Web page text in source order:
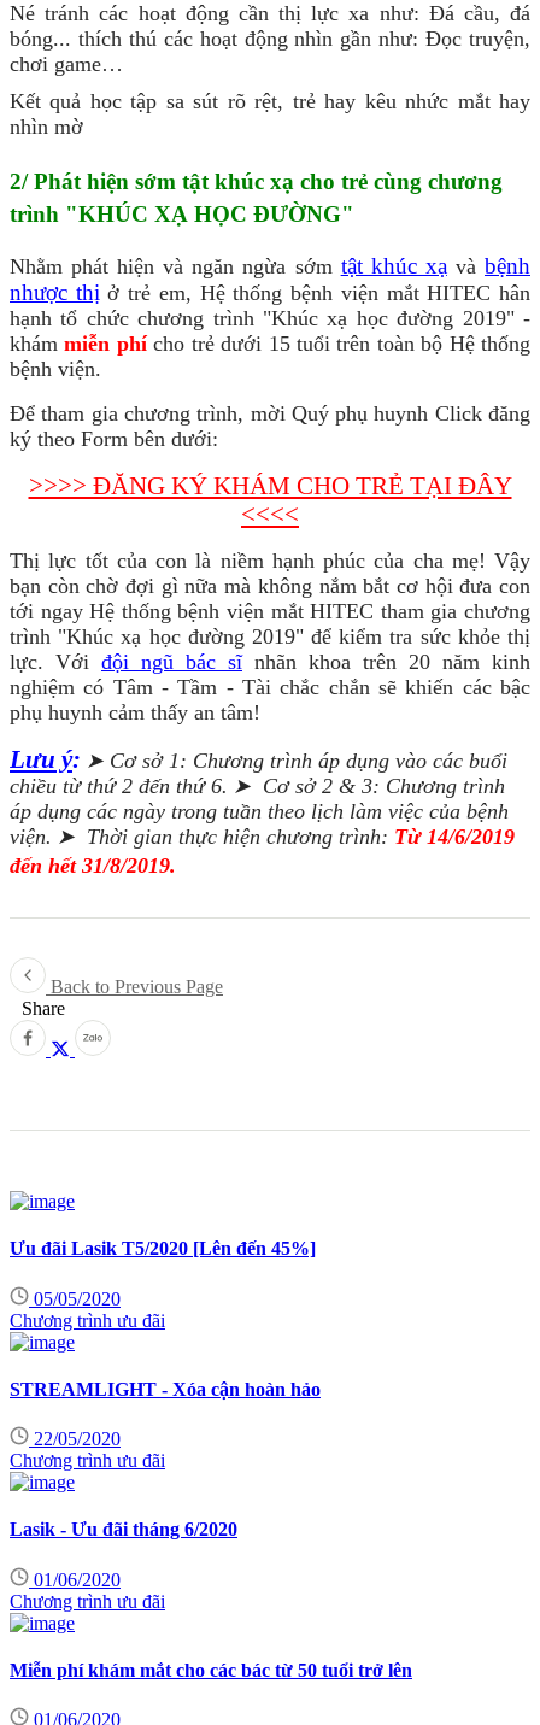
Né tránh các hoạt động cần thị lực xa như: Đá cầu, đá
bóng... thích thú các hoạt động nhìn gần như: Đọc truyện,
chơi game…
Kết quả học tập sa sút rõ rệt, trẻ hay kêu nhức mắt hay
nhìn mờ
2/ Phát hiện sớm tật khúc xạ cho trẻ cùng chương
trình "KHÚC XẠ HỌC ĐƯỜNG"
Nhằm phát hiện và ngăn ngừa sớm tật khúc xạvàbệnh
nhược thị ở trẻ em, Hệ thống bệnh viện mắt HITEC hân
hạnh tổ chức chương trình "Khúc xạ học đường 2019" -
khámmiễn phícho trẻ dưới 15 tuổi trên toàn bộ Hệ thống
bệnh viện.
Để tham gia chương trình, mời Quý phụ huynh Click đăng
ký theo Form bên dưới:
>>>> ĐĂNG KÝ KHÁM CHO TRẺ TẠI ĐÂY
<<<<
Thị lực tốt của con là niềm hạnh phúc của cha mẹ! Vậy
bạn còn chờ đợi gì nữa mà không nắm bắt cơ hội đưa con
tới ngay Hệ thống bệnh viện mắt HITEC tham gia chương
trình "Khúc xạ học đường 2019" để kiểm tra sức khỏe thị
lực. Với đội ngũ bác sĩnhãn khoa trên 20 năm kinh
nghiệm có Tâm - Tầm - Tài chắc chắn sẽ khiến các bậc
phụ huynh cảm thấy an tâm!
Lưu ý: ➤ Cơ sở 1: Chương trình áp dụng vào các buổi
chiều từ thứ 2 đến thứ 6. ➤ Cơ sở 2 & 3: Chương trình
áp dụng các ngày trong tuần theo lịch làm việc của bệnh
viện. ➤ Thời gian thực hiện chương trình: Từ 14/6/2019
đến hết 31/8/2019.
Back to Previous Page
Share
Ưu đãi Lasik T5/2020 [Lên đến 45%]
05/05/2020
Chương trình ưu đãi
STREAMLIGHT - Xóa cận hoàn hảo
22/05/2020
Chương trình ưu đãi
Lasik - Ưu đãi tháng 6/2020
01/06/2020
Chương trình ưu đãi
Miễn phí khám mắt cho các bác từ 50 tuổi trở lên
01/06/2020